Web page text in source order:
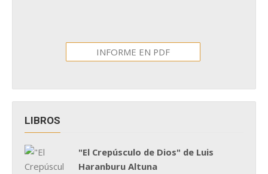
INFORME EN PDF
LIBROS
"El Crepúsculo de Dios" de Luis
Haranburu Altuna